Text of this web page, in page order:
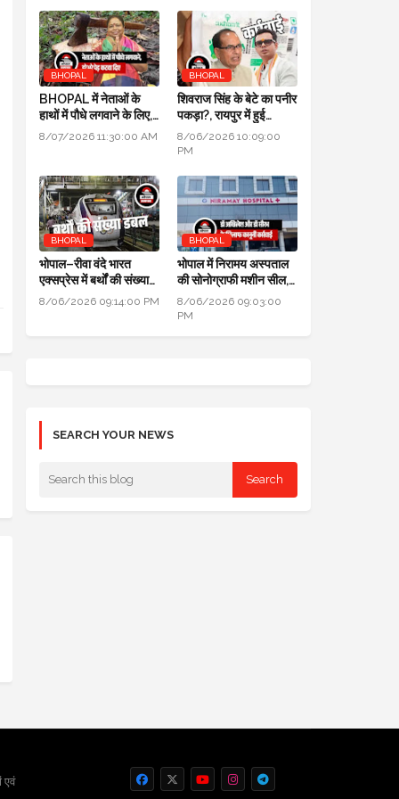
BHOPAL
BHOPAL में नेताओं के
हाथों में पौधे लगवाने के लिए,
700 हरे भरे पेड़ कटवा दिए
8/07/2026 11:30:00 AM
BHOPAL
शिवराज सिंह के बेटे का पनीर
पकड़ा?, रायपुर में हुई
कार्रवाई, जांच के लिए लैब
भेजा
8/06/2026 10:09:00
PM
BHOPAL
भोपाल–रीवा वंदे भारत
एक्सप्रेस में बर्थों की संख्या
डबल से ज्यादा हुई
8/06/2026 09:14:00 PM
BHOPAL
भोपाल में निरामय अस्पताल
की सोनोग्राफी मशीन सील,
सीएमएचओ ने की कार्यवाही
8/06/2026 09:03:00
PM
SEARCH YOUR NEWS
एवं